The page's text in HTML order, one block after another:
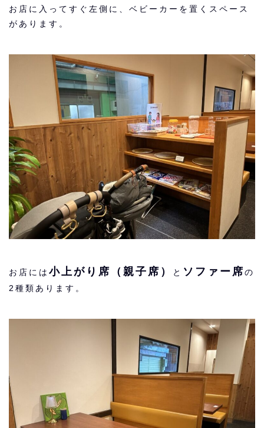
お店に入ってすぐ左側に、ベビーカーを置くスペース
があります。
お店には 小上がり席（親子席） と ソファー席の
2種類あります。